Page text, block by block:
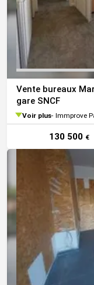
Vente bureaux
gare SNCF
Voir plus Immprove
130 500 €